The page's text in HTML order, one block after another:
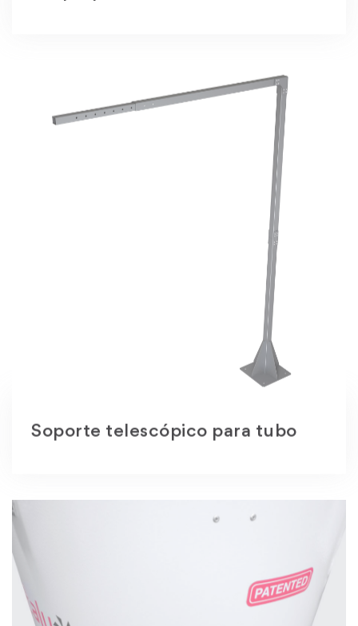
Soporte telescópico para tubo